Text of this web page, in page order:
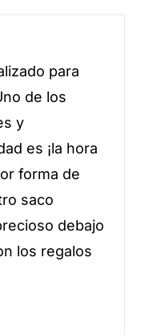
para
de los
y
es ¡la hora
forma de
saco
debajo
los regalos